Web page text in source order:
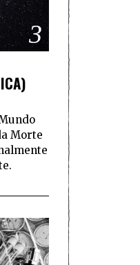
3
Morte